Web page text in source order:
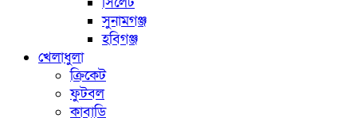
সুনামগঞ্জ
হবিগঞ্জ
খেলাধুলা
ক্রিকেট
ফুটবল
কাবাডি